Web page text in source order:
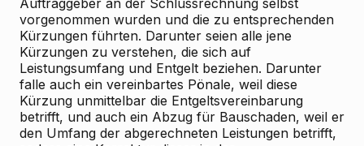
Auftraggeber an der Schlussrechnung selbst
vorgenommen wurden und die zu entsprechenden
Kürzungen führten. Darunter seien alle jene
Kürzungen zu verstehen, die sich auf
Leistungsumfang und Entgelt beziehen. Darunter
falle auch ein vereinbartes Pönale, weil diese
Kürzung unmittelbar die Entgeltsvereinbarung
betrifft, und auch ein Abzug für Bauschaden, weil er
den Umfang der abgerechneten Leistungen betrifft,